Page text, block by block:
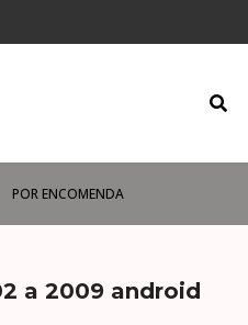
POR ENCOMENDA
a 2009 android